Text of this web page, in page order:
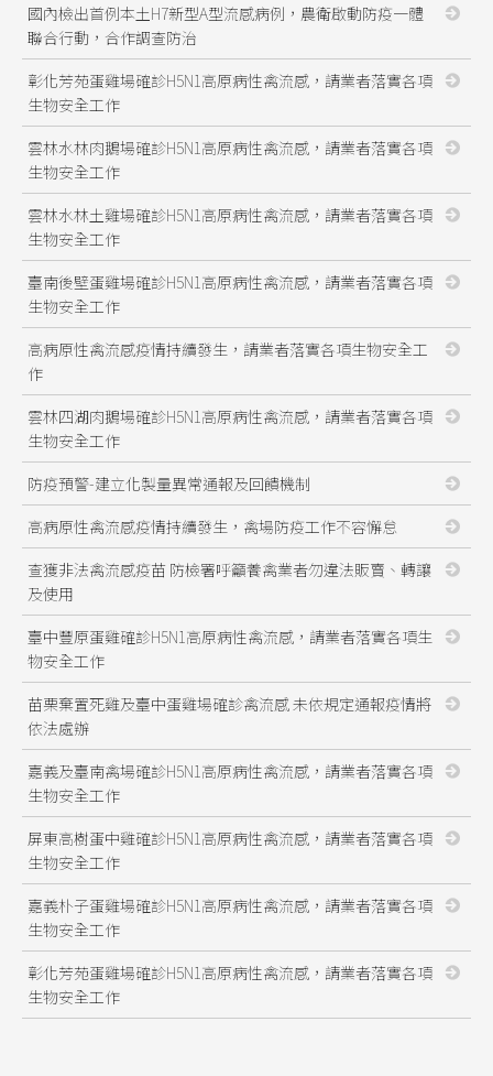
國內檢出首例本土H7新型A型流感病例，農衛啟動防疫一體
聯合行動，合作調查防治
彰化芳苑蛋雞場確診H5N1高原病性禽流感，請業者落實各項
生物安全工作
雲林水林肉鵝場確診H5N1高原病性禽流感，請業者落實各項
生物安全工作
雲林水林土雞場確診H5N1高原病性禽流感，請業者落實各項
生物安全工作
臺南後壁蛋雞場確診H5N1高原病性禽流感，請業者落實各項
生物安全工作
高病原性禽流感疫情持續發生，請業者落實各項生物安全工
作
雲林四湖肉鵝場確診H5N1高原病性禽流感，請業者落實各項
生物安全工作
防疫預警-建立化製量異常通報及回饋機制
高病原性禽流感疫情持續發生，禽場防疫工作不容懈怠
查獲非法禽流感疫苗 防檢署呼籲養禽業者勿違法販賣、轉讓
及使用
臺中豐原蛋雞確診H5N1高原病性禽流感，請業者落實各項生
物安全工作
苗栗棄置死雞及臺中蛋雞場確診禽流感 未依規定通報疫情將
依法處辦
嘉義及臺南禽場確診H5N1高原病性禽流感，請業者落實各項
生物安全工作
屏東高樹蛋中雞確診H5N1高原病性禽流感，請業者落實各項
生物安全工作
嘉義朴子蛋雞場確診H5N1高原病性禽流感，請業者落實各項
生物安全工作
彰化芳苑蛋雞場確診H5N1高原病性禽流感，請業者落實各項
生物安全工作